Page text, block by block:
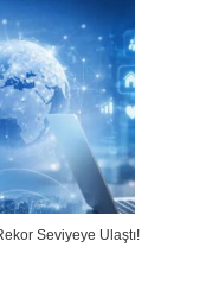
Seviyeye Ulaştı!